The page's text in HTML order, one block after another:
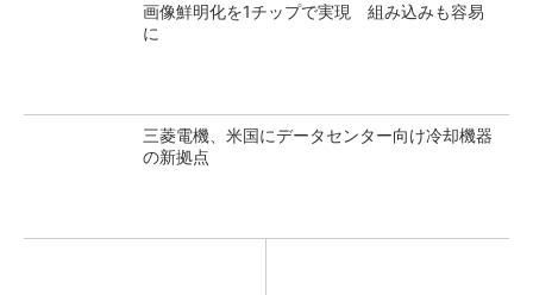
画像鮮明化を1チップで実現 組み込みも容易
に
三菱電機、米国にデータセンター向け冷却機器
の新拠点